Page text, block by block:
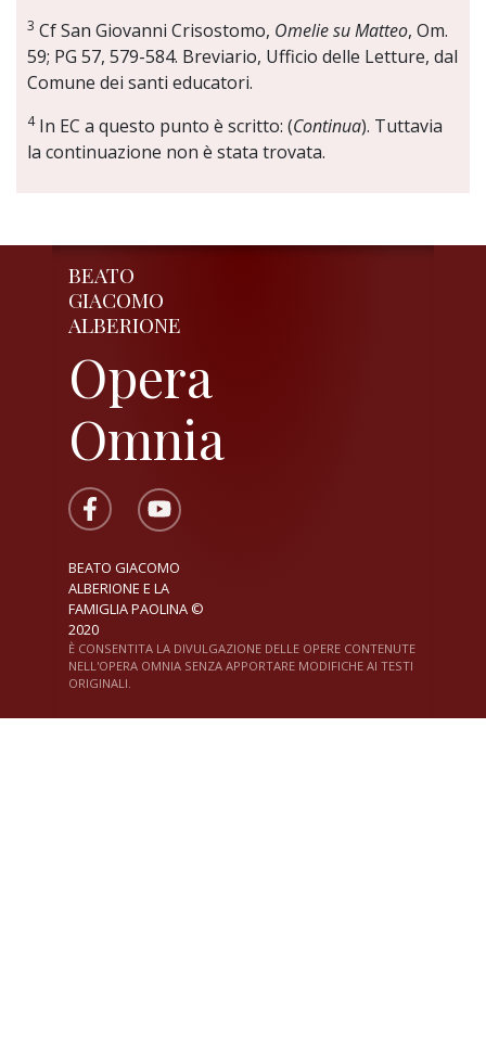
3 Cf San Giovanni Crisostomo, Omelie su Matteo, Om.
59; PG 57, 579-584. Breviario, Ufficio delle Letture, dal
Comune dei santi educatori.
4In EC a questo punto è scritto: (Continua). Tuttavia
la continuazione non è stata trovata.
BEATO
GIACOMO
ALBERIONE
Opera
Omnia
BEATO GIACOMO
ALBERIONE E LA
FAMIGLIA PAOLINA ©
2020
È CONSENTITA LA DIVULGAZIONE DELLE OPERE CONTENUTE
NELL'OPERA OMNIA SENZA APPORTARE MODIFICHE AI TESTI
ORIGINALI.